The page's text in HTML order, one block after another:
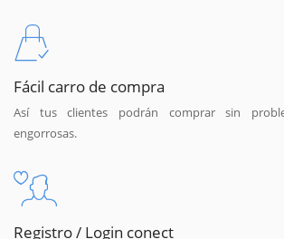
Fácil carro de compra
Así tus clientes podrán comprar sin
engorrosas.
Registro / Login conect